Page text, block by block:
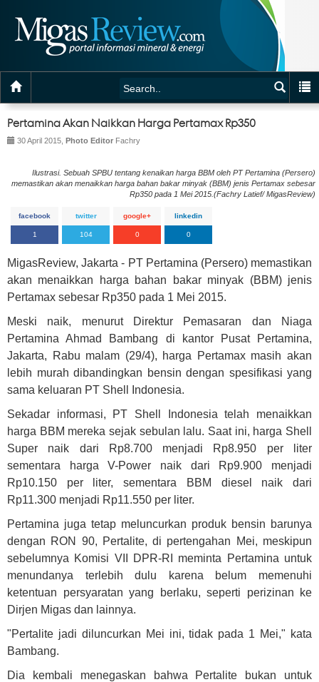
Pertamina Akan Naikkan Harga Pertamax Rp350
30 April 2015, Photo Editor Fachry
Ilustrasi. Sebuah SPBU tentang kenaikan harga BBM oleh PT Pertamina (Persero)
memastikan akan menaikkan harga bahan bakar minyak (BBM) jenis Pertamax sebesar
Rp350 pada 1 Mei 2015.(Fachry Latief/ MigasReview)
facebook
1
twitter
104
google+
0
linkedin
0
MigasReview,Jakarta - PT Pertamina (Persero) memastikan
akan menaikkan harga bahan bakar minyak (BBM) jenis
Pertamax sebesar Rp350 pada 1 Mei 2015.
Meski naik, menurut
Direktur Pemasaran dan Niaga
Pertamina Ahmad Bambang
di kantor Pusat Pertamina,
Jakarta, Rabu malam (29/4), harga Pertamax masih akan
lebih murah dibandingkan bensin dengan spesifikasi yang
sama keluaran PT Shell Indonesia.
Sekadar informasi, PT Shell Indonesiatelah menaikkan
harga BBM merekasejak sebulan lalu. Saat ini, harga Shell
Super naik dari Rp8.700 menjadi Rp8.950 per liter
sementara harga V-Power naik dari Rp9.900 menjadi
Rp10.150 per liter,sementara BBM diesel naik dari
Rp11.300 menjadi Rp11.550 per liter.
Pertamina juga tetap meluncurkan produk bensin barunya
dengan RON 90, Pertalite, di pertengahan Mei, meskipun
sebelumnya Komisi VII DPR-RI meminta Pertamina untuk
menundanya terlebihdulu karena belum memenuhi
ketentuan persyaratan yang berlaku, seperti perizinan ke
Dirjen Migas dan lainnya.
"Pertalite jadi diluncurkan Mei ini,tidak pada 1 Mei," kata
Bambang.
Dia kembali menegaskan bahwa Pertalite bukan untuk